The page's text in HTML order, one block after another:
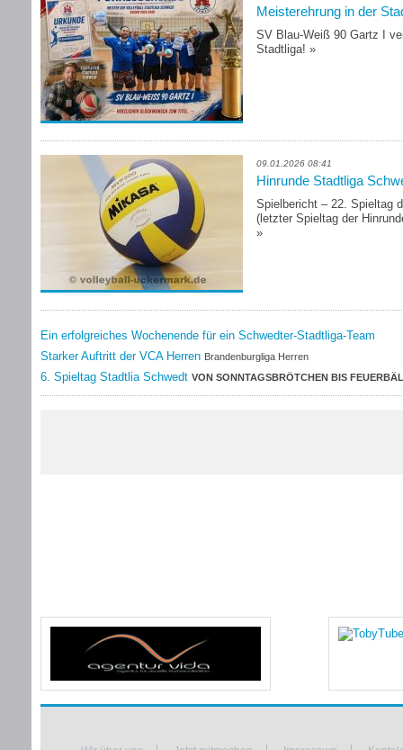
Meisterehrung in der
SV Blau-Weiß 90 Gartz I
Stadtliga! »
09.01.2026 08:41
Hinrunde Stadtliga
Spielbericht – 22. Spieltag
(letzter Spieltag der
»
Ein erfolgreiches Wochenende für ein Schwedter-Stadtliga-Team
Starker Auftritt der VCA Herren Brandenburgliga Herren
6. Spieltag Stadtlia Schwedt VON SONNTAGSBRÖTCHEN BIS